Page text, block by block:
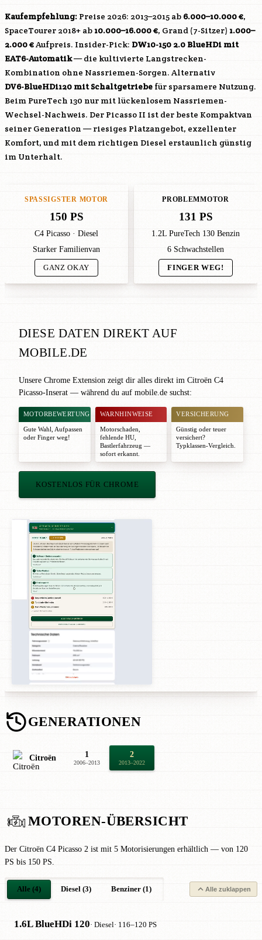
Kaufempfehlung: Preise 2026: 2013–2015 ab 6.000–10.000 €,
SpaceTourer 2018+ ab 10.000–16.000 €, Grand (7-Sitzer) 1.000–
2.000 €Aufpreis. Insider-Pick: DW10-150 2.0 BlueHDi mit
EAT6-Automatik— die kultivierte Langstrecken-
Kombination ohne Nassriemen-Sorgen. Alternativ
DV6-BlueHDi120 mit Schaltgetriebe für sparsamere Nutzung.
Beim PureTech 130 nur mit lückenlosem Nassriemen-
Wechsel-Nachweis. Der Picasso II ist der beste Kompaktvan
seiner Generation — riesiges Platzangebot, exzellenter
Komfort, und mit dem richtigen Diesel erstaunlich günstig
im Unterhalt.
SPASSIGSTER MOTOR
150 PS
C4 Picasso · Diesel
Starker Familienvan
GANZ OKAY
PROBLEMMOTOR
131 PS
1.2L PureTech 130 Benzin
6 Schwachstellen
FINGER WEG!
DIESE DATEN DIREKT AUF
MOBILE.DE
Unsere Chrome Extension zeigt dir alles direkt im Citroën C4
Picasso-Inserat — während du auf mobile.de suchst:
MOTORBEWERTUNG
Gute Wahl
Aufpassen
oder Finger weg!
WARNHINWEISE
Motorschaden,
fehlende HU,
Bastlerfahrzeug —
sofort erkannt.
VERSICHERUNG
Günstig oder teuer
versichert?
Typklassen-Vergleich.
KOSTENLOS FÜR CHROME
GENERATIONEN
Citroën 1
2006–2013
2
2013–2022
MOTOREN-ÜBERSICHT
Der Citroën C4 Picasso 2 ist mit 5 Motorisierungen erhältlich — von 120
PS bis 150 PS.
Alle (4) Diesel (3) Benziner (1) Alle zuklappen
1.6L BlueHDi 120· Diesel· 116–120 PS